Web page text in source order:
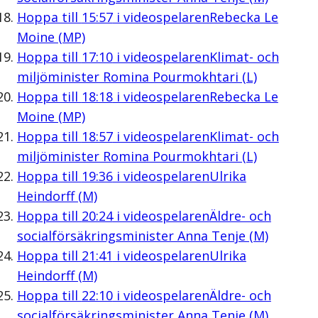
Hoppa till 15:57i videospelarenRebecka Le
Moine (MP)
Hoppa till 17:10i videospelarenKlimat- och
miljöminister Romina Pourmokhtari (L)
Hoppa till 18:18i videospelarenRebecka Le
Moine (MP)
Hoppa till 18:57i videospelarenKlimat- och
miljöminister Romina Pourmokhtari (L)
Hoppa till 19:36i videospelarenUlrika
Heindorff (M)
Hoppa till 20:24i videospelarenÄldre- och
socialförsäkringsminister Anna Tenje (M)
Hoppa till 21:41 i videospelarenUlrika
Heindorff (M)
Hoppa till 22:10i videospelarenÄldre- och